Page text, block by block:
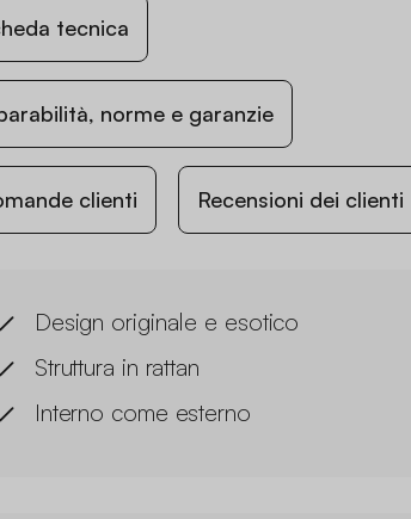
tecnica
norme e garanzie
clienti Recensioni dei clienti
Design originale e esotico
Struttura in rattan
Interno come esterno